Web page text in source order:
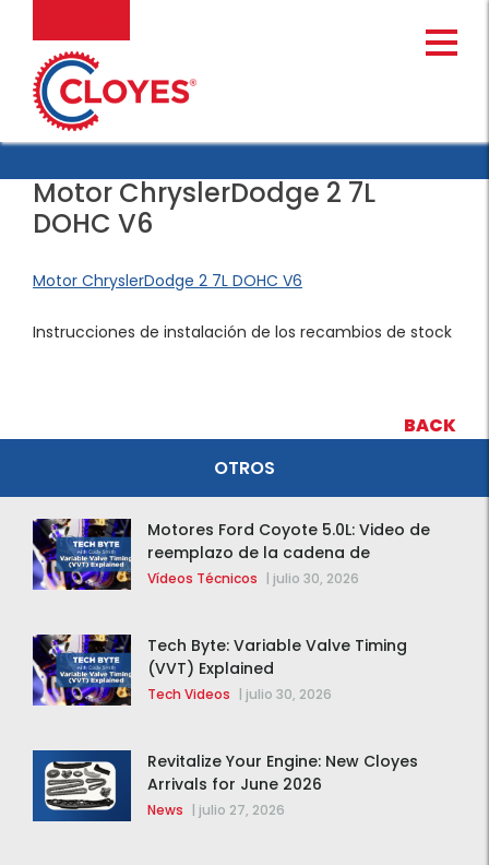
contenido
Motor ChryslerDodge 2 7L
DOHC V6
Motor ChryslerDodge 2 7L DOHC V6
Instrucciones de instalación de los recambios de stock
BACK
OTROS
Motores Ford Coyote 5.0L: Video de
reemplazo de la cadena de
distribución de la F-150 2015 – 2020
Vídeos Técnicos | julio 30, 2026
Tech Byte: Variable Valve Timing
(VVT) Explained
Tech Videos | julio 30, 2026
Revitalize Your Engine: New Cloyes
Arrivals for June 2026
News | julio 27, 2026